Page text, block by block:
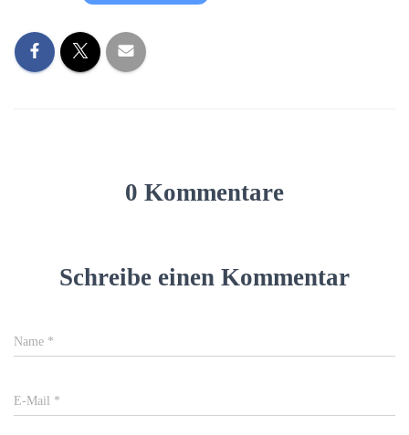
0 Kommentare
Schreibe einen Kommentar
Name *
E-Mail *